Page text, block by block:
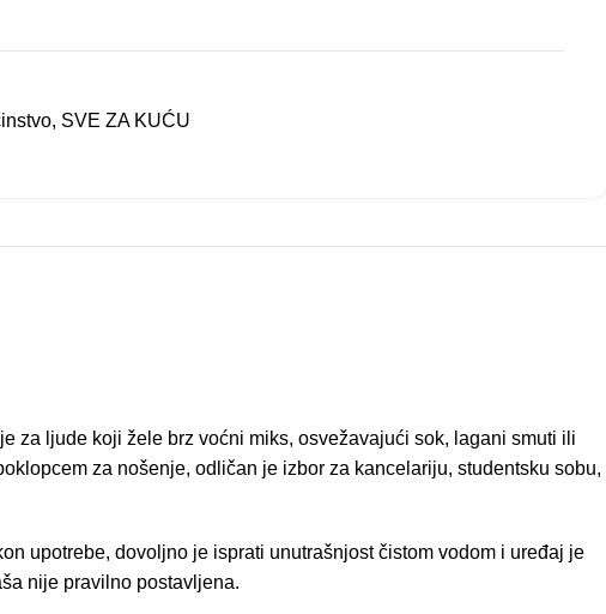
, SVE ZA KUĆU
za ljude koji žele brz voćni miks, osvežavajući sok, lagani smuti ili
za nošenje, odličan je izbor za kancelariju, studentsku sobu,
upotrebe, dovoljno je isprati unutrašnjost čistom vodom i uređaj je
nije pravilno postavljena.